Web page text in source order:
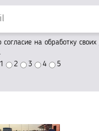
на обработку своих
1
2 3 4 5